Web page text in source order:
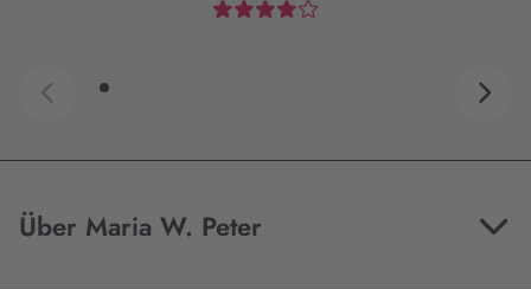
Über Maria W. Peter